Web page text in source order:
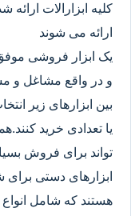
کلیه ابزارالات
ارائه می شوند
یک ابزار فروشی
و در واقع مشاغل و
بین ابزارهای زیر
یا تعدادی خرید
تواند برای فروش
ابزارهای دستی
هستند که شامل انواع